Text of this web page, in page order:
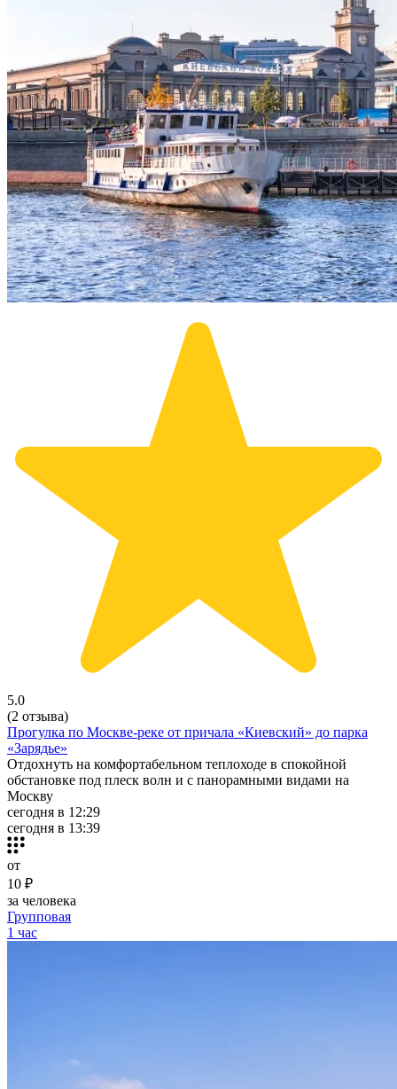
5.0
(2 отзыва)
Прогулка по Москве-реке от причала «Киевский» до парка
«Зарядье»
Отдохнуть на комфортабельном теплоходе в спокойной
обстановке под плеск волн и с панорамными видами на
Москву
сегодня в 12:29
сегодня в 13:39
от
10 ₽
за человека
Групповая
1 час